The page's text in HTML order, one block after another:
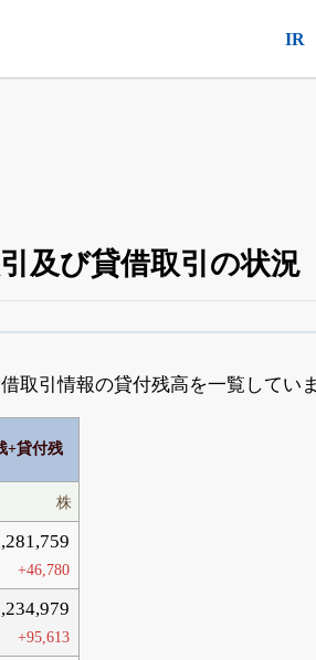
IR
及び貸借取引の状況
用も付きます
取引情報の貸付残高を一覧していま
+貸付残
株
+46,780
+95,613